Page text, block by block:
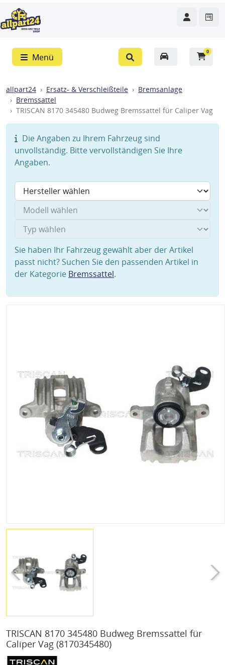
Menü
0
allpart24 Ersatz- & Verschleißteile
Bremsanlage
Bremssattel
TRISCAN 8170 345480 Budweg Bremssattel für Caliper Vag
Die Angaben zu Ihrem Fahrzeug sind
unvollständig. Bitte vervollständigen Sie Ihre
Angaben.
Sie haben Ihr Fahrzeug gewählt aber der Artikel
passt nicht? Suchen Sie den passenden Artikel in
der Kategorie Bremssattel.
TRISCAN 8170 345480 Budweg Bremssattel für
Caliper Vag (8170345480)